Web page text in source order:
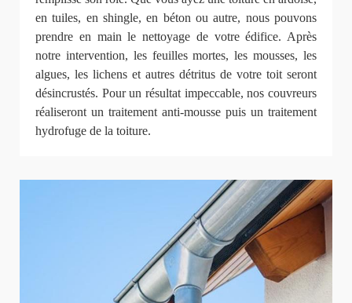
en tuiles, en shingle, en béton ou autre, nous pouvons
prendre en main le nettoyage de votre édifice. Après
notre intervention, les feuilles mortes, les mousses, les
algues, les lichens et autres détritus de votre toit seront
désincrustés. Pour un résultat impeccable, nos couvreurs
réaliseront un traitement anti-mousse puis un traitement
hydrofuge de la toiture.